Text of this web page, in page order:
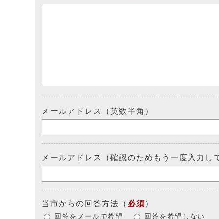
メールアドレス（英数半角）
メールアドレス（確認のためもう一度入力し
当市からの回答方法 （ 必須）
回答をメールで希望 回答を希望しない